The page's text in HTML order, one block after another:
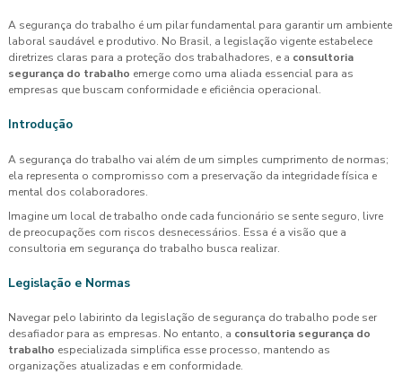
A segurança do trabalho é um pilar fundamental para garantir um ambiente
laboral saudável e produtivo. No Brasil, a legislação vigente estabelece
diretrizes claras para a proteção dos trabalhadores, e a consultoria
segurança do trabalho emerge como uma aliada essencial para as
empresas que buscam conformidade e eficiência operacional.
Introdução
A segurança do trabalho vai além de um simples cumprimento de normas;
ela representa o compromisso com a preservação da integridade física e
mental dos colaboradores.
Imagine um local de trabalho onde cada funcionário se sente seguro, livre
de preocupações com riscos desnecessários. Essa é a visão que a
consultoria em segurança do trabalho busca realizar.
Legislação e Normas
Navegar pelo labirinto da legislação de segurança do trabalho pode ser
desafiador para as empresas. No entanto, a consultoria segurança do
trabalho especializada simplifica esse processo, mantendo as
organizações atualizadas e em conformidade.